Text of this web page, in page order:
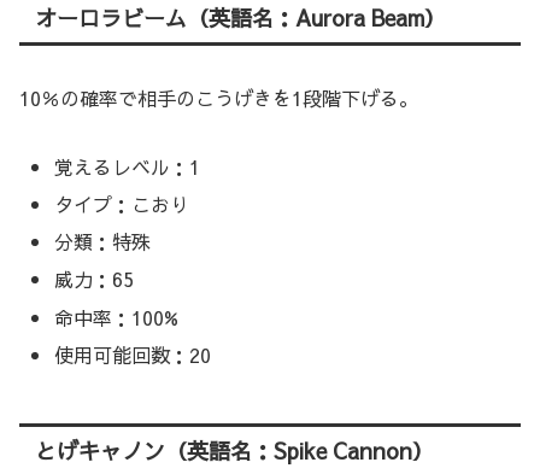
オーロラビーム（英語名：Aurora Beam）
10％の確率で相手のこうげきを1段階下げる。
覚えるレベル：1
タイプ：こおり
分類：特殊
威力：65
命中率：100%
使用可能回数：20
とげキャノン（英語名：Spike Cannon）